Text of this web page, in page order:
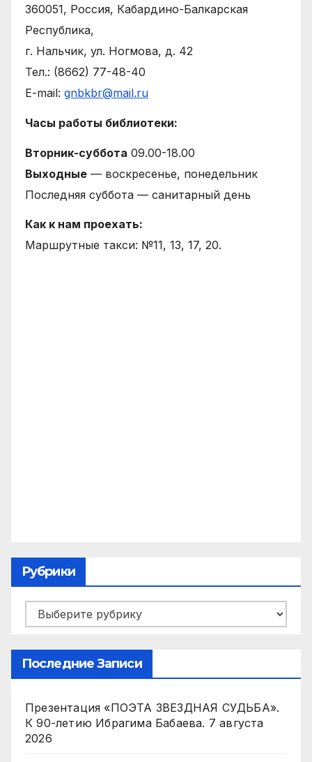
360051, Россия, Кабардино-Балкарская
Республика,
г. Нальчик, ул. Ногмова, д. 42
Тел.: (8662) 77-48-40
E-mail: gnbkbr@mail.ru
Часы работы библиотеки:
Вторник-суббота 09.00-18.00
Выходные — воскресенье, понедельник
Последняя суббота — санитарный день
Как к нам проехать:
Маршрутные такси: №11, 13, 17, 20.
Рубрики
Рубрики
Последние Записи
Презентация «ПОЭТА ЗВЕЗДНАЯ СУДЬБА».
К 90-летию Ибрагима Бабаева. 7 августа
2026